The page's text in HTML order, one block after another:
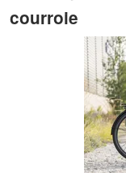
courroie